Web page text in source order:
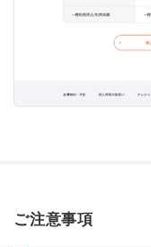
ご注意事項